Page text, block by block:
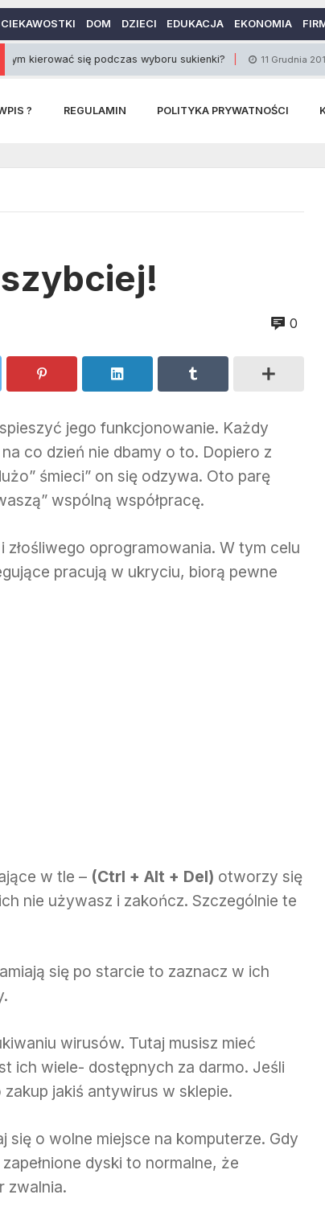
CIEKAWOSTKI DOM DZIECI EDUKACJA EKONOMIA
się podczas wyboru sukienki? 11 Grudnia 2015
? REGULAMIN POLITYKA PRYWATNOŚCI
szybciej!
0
jego funkcjonowanie. Każdy
co dzień nie dbamy o to. Dopiero z
śmieci” on się odzywa. Oto parę
wspólną współpracę.
oprogramowania. W tym celu
pracują w ukryciu, biorą pewne
w tle – (Ctrl + Alt + Del) otworzy się
nie używasz i zakończ. Szczególnie te
się po starcie to zaznacz w ich
wirusów. Tutaj musisz mieć
ich wiele- dostępnych za darmo. Jeśli
jakiś antywirus w sklepie.
się o wolne miejsce na komputerze. Gdy
dyski to normalne, że
zwalnia.